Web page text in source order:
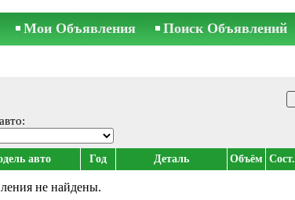
Мои Объявления Поиск Объявлений
авто Год Деталь Объём Сост.
не найдены.